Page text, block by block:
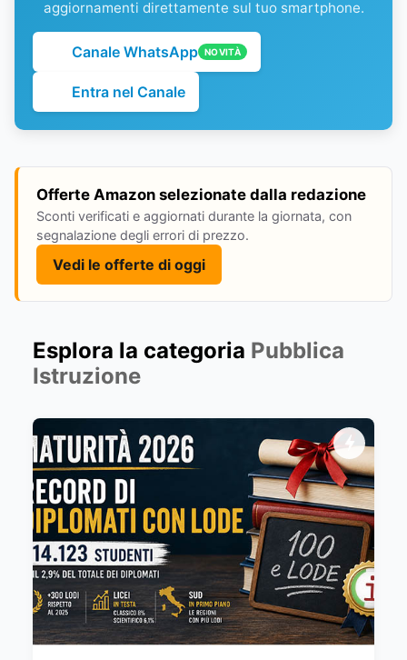
aggiornamenti direttamente sul tuo smartphone.
Canale WhatsApp NOVITÀ
Entra nel Canale
Offerte Amazon selezionate dalla redazione
Sconti verificati e aggiornati durante la giornata, con
segnalazione degli errori di prezzo.
Vedi le offerte di oggi
Esplora la categoria Pubblica
Istruzione